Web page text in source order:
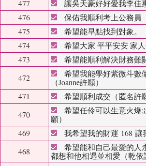
477
讓吳天豪好好愛我李佳
476
保佑我順利考上公務員
475
希望能早點找到對象。
474
希望大家 平平安安 家
473
希望能順利解決財務難
472
希望我能學好紫微斗數
（Joanne許願）
471
希望順利成交（匿名許
470
希望任伶可以生意火爆
願）
469
我希望我的財運 168
468
希望能和自己最愛的人
都想和他相遇並相愛（乾依